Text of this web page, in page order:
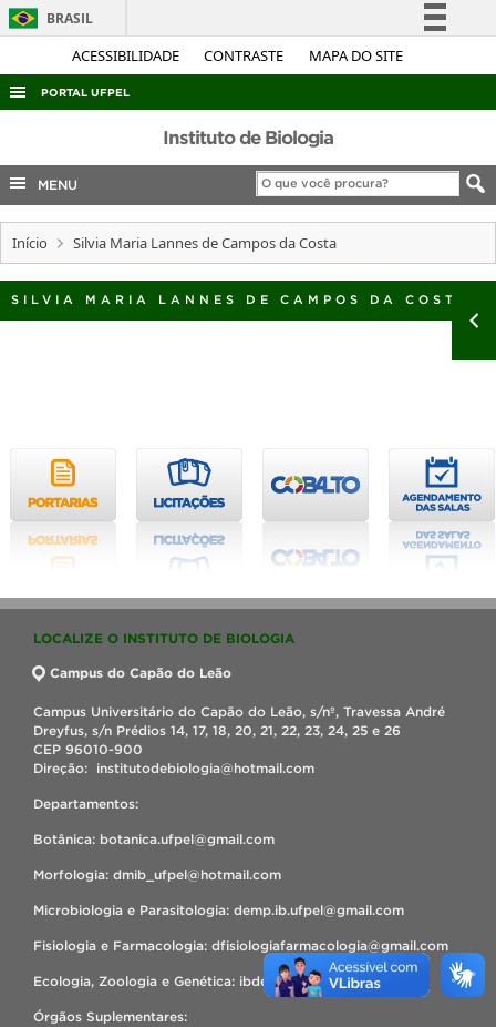
ACESSIBILIDADE CONTRASTE MAPA DO SITE
BRASIL
Simplifique!
Acesso à informação
Legislação
Canais
PORTAL UFPEL
ACESSO À INFORMAÇÃO
AUDITORIA
COBALTO
CONCURSOS
EDITAIS
INTERNACIONAL
Instituto de Biologia
MENU
Início Silvia Maria Lannes de Campos da Costa
SILVIA MARIA LANNES DE CAMPOS DA COSTA
LOCALIZE O INSTITUTO DE BIOLOGIA
Campus do Capão do Leão
Campus Universitário do Capão do Leão, s/nº, Travessa André
Dreyfus, s/n Prédios 14, 17, 18, 20, 21, 22, 23, 24, 25 e 26
CEP 96010-900
Direção: institutodebiologia@hotmail.com
Departamentos:
Botânica: botanica.ufpel@gmail.com
Morfologia: dmib_ufpel@hotmail.com
Microbiologia e Parasitologia: demp.ib.ufpel@gmail.com
Fisiologia e Farmacologia: dfisiologiafarmacologia@gmail.com
Ecologia, Zoologia e Genética: ibdezg@hotmail.com
Órgãos Suplementares: